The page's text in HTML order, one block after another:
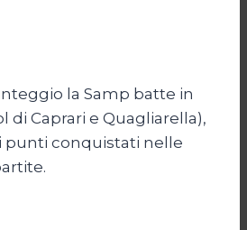
la Samp batte in
di Caprari e Quagliarella),
punti conquistati nelle